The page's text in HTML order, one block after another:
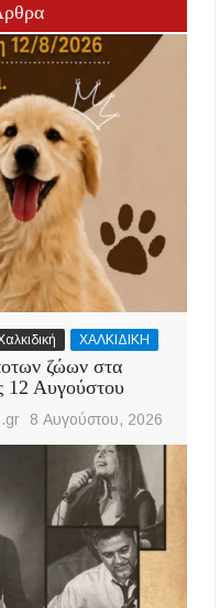
ΧΑΛΚΙΔΙΚΗ
ζώων στα
12 Αυγούστου
8 Αυγούστου, 2026